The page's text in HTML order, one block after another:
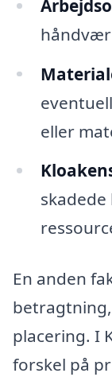
eller
En anden
placering. I
forskel på